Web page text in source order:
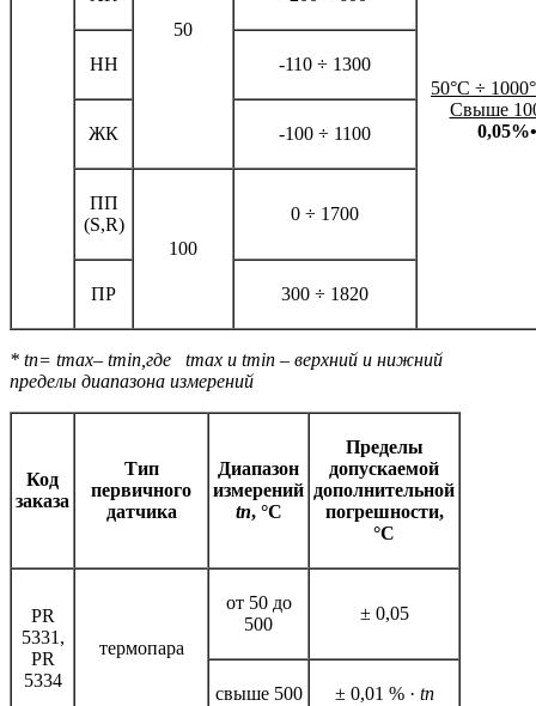
50
50°С ÷ 1000°
Свыше
0,05%•
НН -110 ÷ 1300
ЖК -100 ÷ 1100
ПП
(S,R)
100
0 ÷ 1700
ПР 300 ÷ 1820
* tn= tmax– tmin ,где tmax и tmin – верхний и нижний
пределы диапазона измерений
Код
заказа
Тип
первичного
датчика
Диапазон
измерений
tn, °С
Пределы
допускаемой
дополнительной
погрешности,
°С
PR
5331,
PR
5334
термопара
от 50 до
500
± 0,05
свыше 500 ± 0,01 % · tn